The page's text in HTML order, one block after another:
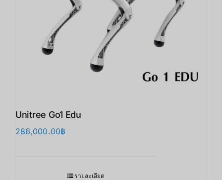
Unitree Go1 Edu
286,000.00฿
รายละเอียด